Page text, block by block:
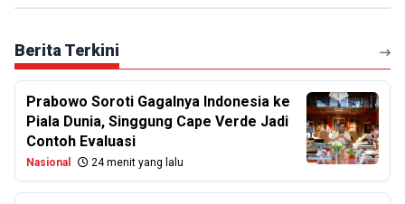
Berita Terkini
Prabowo Soroti Gagalnya Indonesia ke
Piala Dunia, Singgung Cape Verde Jadi
Contoh Evaluasi
Nasional 24 menit yang lalu